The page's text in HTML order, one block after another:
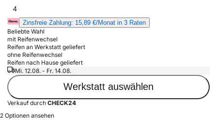
4
Zinsfreie Zahlung: 15,89 €/Monat in 3 Raten
Beliebte Wahl
mit Reifenwechsel
Reifen an Werkstatt geliefert
ohne Reifenwechsel
Reifen nach Hause geliefert
Mi. 12.08. - Fr. 14.08.
Werkstatt auswählen
Verkauf durch CHECK24
2 Optionen ansehen